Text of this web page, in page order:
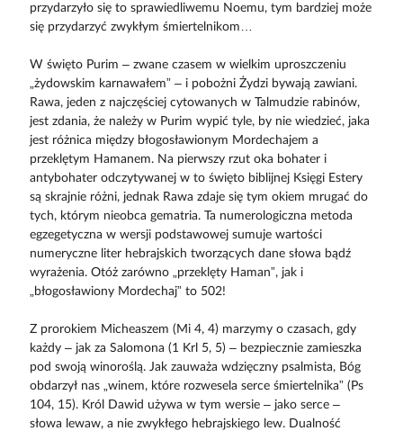
przydarzyło się to sprawiedliwemu Noemu, tym bardziej może
się przydarzyć zwykłym śmiertelnikom…
W święto Purim – zwane czasem w wielkim uproszczeniu
„żydowskim karnawałem” – i pobożni Żydzi bywają zawiani.
Rawa, jeden z najczęściej cytowanych w Talmudzie rabinów,
jest zdania, że należy w Purim wypić tyle, by nie wiedzieć, jaka
jest różnica między błogosławionym Mordechajem a
przeklętym Hamanem. Na pierwszy rzut oka bohater i
antybohater odczytywanej w to święto biblijnej Księgi Estery
są skrajnie różni, jednak Rawa zdaje się tym okiem mrugać do
tych, którym nieobca gematria. Ta numerologiczna metoda
egzegetyczna w wersji podstawowej sumuje wartości
numeryczne liter hebrajskich tworzących dane słowa bądź
wyrażenia. Otóż zarówno „przeklęty Haman”, jak i
„błogosławiony Mordechaj” to 502!
Z prorokiem Micheaszem (Mi 4, 4) marzymy o czasach, gdy
każdy – jak za Salomona (1 Krl 5, 5) – bezpiecznie zamieszka
pod swoją winoroślą. Jak zauważa wdzięczny psalmista, Bóg
obdarzył nas „winem, które rozwesela serce śmiertelnika” (Ps
104, 15). Król Dawid używa w tym wersie – jako serce –
słowa lewaw, a nie zwykłego hebrajskiego lew. Dualność